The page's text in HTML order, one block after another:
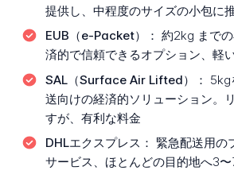
提供し、中程度のサイズの小包に
EUB（e-Packet）： 約2kg まで
済的で信頼できるオプション、軽
SAL（Surface Air Lifted）： 5kg
送向けの経済的ソリューション。
すが、有利な料金
DHLエクスプレス： 緊急配送用の
サービス、ほとんどの目的地へ3